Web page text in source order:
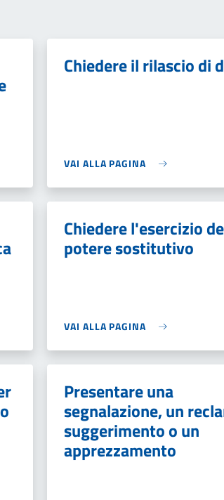
Chiedere il rilascio di
VAI ALLA PAGINA
Chiedere l'esercizio
potere sostitutivo
VAI ALLA PAGINA
Presentare una
segnalazione, un
suggerimento o un
apprezzamento